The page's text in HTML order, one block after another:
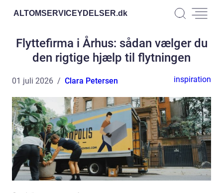
ALTOMSERVICEYDELSER.dk
Flyttefirma i Århus: sådan vælger du
den rigtige hjælp til flytningen
01 juli 2026 Clara Petersen inspiration